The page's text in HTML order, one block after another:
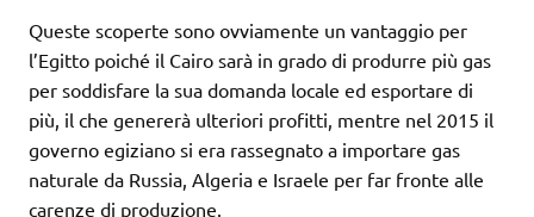
Queste scoperte sono ovviamente un vantaggio per
l’Egitto poiché il Cairo sarà in grado di produrre più gas
per soddisfare la sua domanda locale ed esportare di
più, il che genererà ulteriori profitti, mentre nel 2015 il
governo egiziano si era rassegnato a importare gas
naturale da Russia, Algeria e Israele per far fronte alle
carenze di produzione.